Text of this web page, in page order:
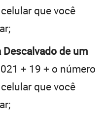
que você
de um
+ 19 + o número
que você